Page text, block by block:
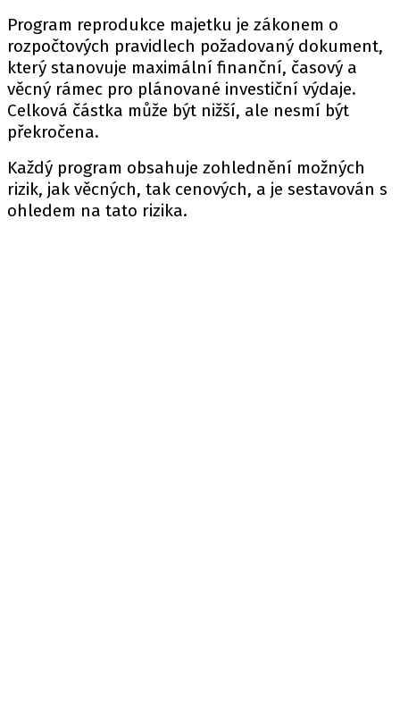
Program reprodukce majetku je zákonem o
rozpočtových pravidlech požadovaný dokument,
který stanovuje maximální finanční, časový a
věcný rámec pro plánované investiční výdaje.
Celková částka může být nižší, ale nesmí být
překročena.
Každý program obsahuje zohlednění možných
rizik, jak věcných, tak cenových, a je sestavován s
ohledem na tato rizika.